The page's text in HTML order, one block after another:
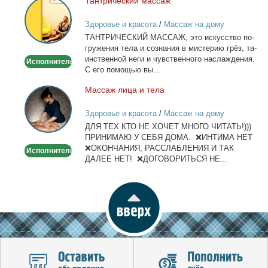
Тантрический
массаж
Исполнитель
Здоровье и красота/ Массаж на дому
ТАНТРИЧЕСКИЙ МАССАЖ, это ис­кус­ство по­
гру­же­ния те­ла и со­зна­ния в ми­сте­рию грёз, та­
ин­ствен­ной неги и чув­ствен­но­го на­сла­жде­ния.
С его по­мо­щью вы...
Массаж
лица
и
тела
Исполнитель
Мас­саж ли­ца и те­ла
Здоровье и красота/ Массаж на дому
ДЛЯ ТЕХ КТО НЕ ХОЧЕТ МНОГО ЧИТАТЬ!)))
ПРИНИМАЮ У СЕБЯ ДОМА. ❌ИНТИМА НЕТ
❌ОКОНЧАНИЯ, РАССЛАБЛЕНИЯ И ТАК
ДАЛЕЕ НЕТ! ❌ДОГОВОРИТЬСЯ НЕ...